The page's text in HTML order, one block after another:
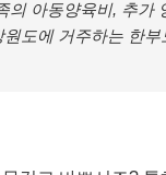
아동양육비, 추가
도에 거주하는 한